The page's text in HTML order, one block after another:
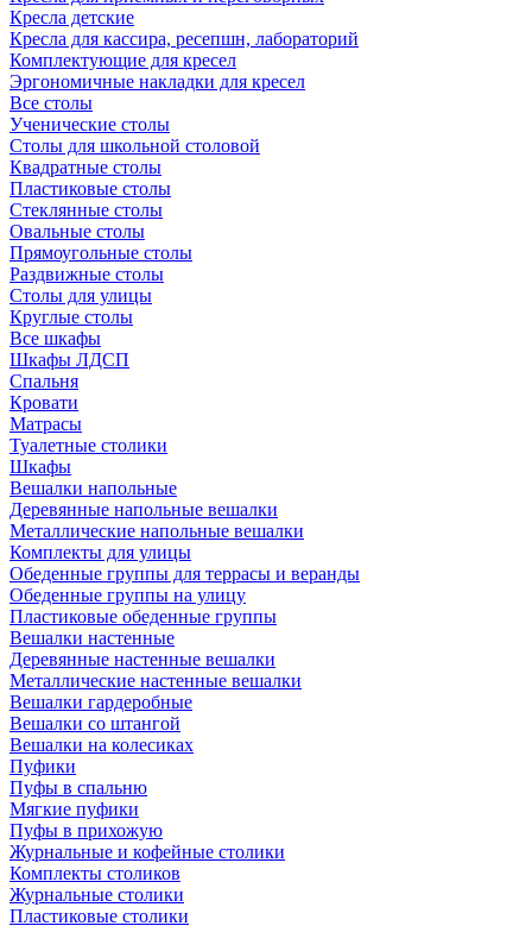
Кресла детские
Кресла для кассира, ресепшн, лабораторий
Комплектующие для кресел
Эргономичные накладки для кресел
Все столы
Ученические столы
Столы для школьной столовой
Квадратные столы
Пластиковые столы
Стеклянные столы
Овальные столы
Прямоугольные столы
Раздвижные столы
Столы для улицы
Круглые столы
Все шкафы
Шкафы ЛДСП
Спальня
Кровати
Матрасы
Туалетные столики
Шкафы
Вешалки напольные
Деревянные напольные вешалки
Металлические напольные вешалки
Комплекты для улицы
Обеденные группы для террасы и веранды
Обеденные группы на улицу
Пластиковые обеденные группы
Вешалки настенные
Деревянные настенные вешалки
Металлические настенные вешалки
Вешалки гардеробные
Вешалки со штангой
Вешалки на колесиках
Пуфики
Пуфы в спальню
Мягкие пуфики
Пуфы в прихожую
Журнальные и кофейные столики
Комплекты столиков
Журнальные столики
Пластиковые столики